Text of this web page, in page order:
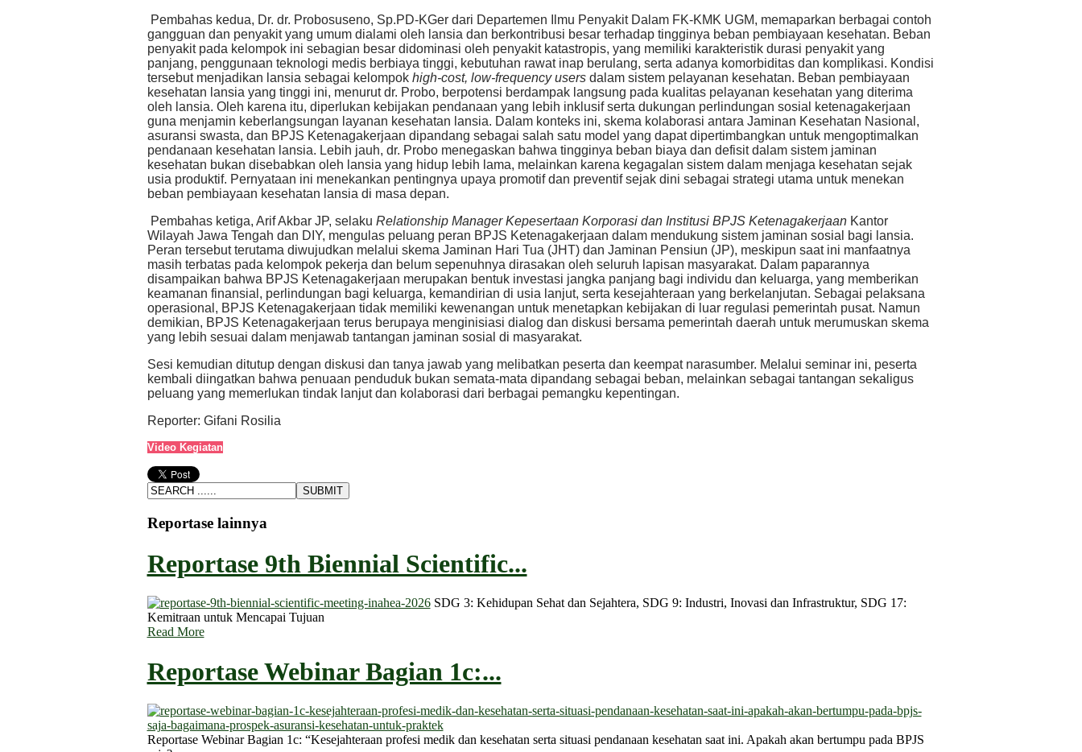
Pembahas kedua, Dr. dr. Probosuseno, Sp.PD-KGer dari Departemen Ilmu Penyakit Dalam FK-KMK UGM, memaparkan berbagai contoh
gangguan dan penyakit yang umum dialami oleh lansia dan berkontribusi besar terhadap tingginya beban pembiayaan kesehatan. Beban
penyakit pada kelompok ini sebagian besar didominasi oleh penyakit katastropis, yang memiliki karakteristik durasi penyakit yang
panjang, penggunaan teknologi medis berbiaya tinggi, kebutuhan rawat inap berulang, serta adanya komorbiditas dan komplikasi. Kondisi
tersebut menjadikan lansia sebagai kelompok high-cost, low-frequency usersdalam sistem pelayanan kesehatan. Beban pembiayaan
kesehatan lansia yang tinggi ini, menurut dr. Probo, berpotensi berdampak langsung pada kualitas pelayanan kesehatan yang diterima
oleh lansia. Oleh karena itu, diperlukan kebijakan pendanaan yang lebih inklusif serta dukungan perlindungan sosial ketenagakerjaan
guna menjamin keberlangsungan layanan kesehatan lansia. Dalam konteks ini, skema kolaborasi antara Jaminan Kesehatan Nasional,
asuransi swasta, dan BPJS Ketenagakerjaan dipandang sebagai salah satu model yang dapat dipertimbangkan untuk mengoptimalkan
pendanaan kesehatan lansia. Lebih jauh, dr. Probo menegaskan bahwa tingginya beban biaya dan defisit dalam sistem jaminan
kesehatan bukan disebabkan oleh lansia yang hidup lebih lama, melainkan karena kegagalan sistem dalam menjaga kesehatan sejak
usia produktif. Pernyataan ini menekankan pentingnya upaya promotif dan preventif sejak dini sebagai strategi utama untuk menekan
beban pembiayaan kesehatan lansia di masa depan.
Pembahas ketiga, Arif Akbar JP, selaku Relationship Manager Kepesertaan Korporasi dan Institusi BPJS KetenagakerjaanKantor
Wilayah Jawa Tengah dan DIY, mengulas peluang peran BPJS Ketenagakerjaan dalam mendukung sistem jaminan sosial bagi lansia.
Peran tersebut terutama diwujudkan melalui skema Jaminan Hari Tua (JHT) dan Jaminan Pensiun (JP), meskipun saat ini manfaatnya
masih terbatas pada kelompok pekerja dan belum sepenuhnya dirasakan oleh seluruh lapisan masyarakat. Dalam paparannya
disampaikan bahwa BPJS Ketenagakerjaan merupakan bentuk investasi jangka panjang bagi individu dan keluarga, yang memberikan
keamanan finansial, perlindungan bagi keluarga, kemandirian di usia lanjut, serta kesejahteraan yang berkelanjutan. Sebagai pelaksana
operasional, BPJS Ketenagakerjaan tidak memiliki kewenangan untuk menetapkan kebijakan di luar regulasi pemerintah pusat. Namun
demikian, BPJS Ketenagakerjaan terus berupaya menginisiasi dialog dan diskusi bersama pemerintah daerah untuk merumuskan skema
yang lebih sesuai dalam menjawab tantangan jaminan sosial di masyarakat.
Sesi kemudian ditutup dengan diskusi dan tanya jawab yang melibatkan peserta dan keempat narasumber. Melalui seminar ini, peserta
kembali diingatkan bahwa penuaan penduduk bukan semata-mata dipandang sebagai beban, melainkan sebagai tantangan sekaligus
peluang yang memerlukan tindak lanjut dan kolaborasi dari berbagai pemangku kepentingan.
Reporter: Gifani Rosilia
Video Kegiatan
Reportase lainnya
Reportase 9th Biennial Scientific...
SDG 3: Kehidupan Sehat dan Sejahtera, SDG 9: Industri, Inovasi dan Infrastruktur, SDG 17:
Kemitraan untuk Mencapai Tujuan
Read More
Reportase Webinar Bagian 1c:...
Reportase Webinar Bagian 1c: “Kesejahteraan profesi medik dan kesehatan serta situasi pendanaan kesehatan saat ini. Apakah akan bertumpu pada BPJS